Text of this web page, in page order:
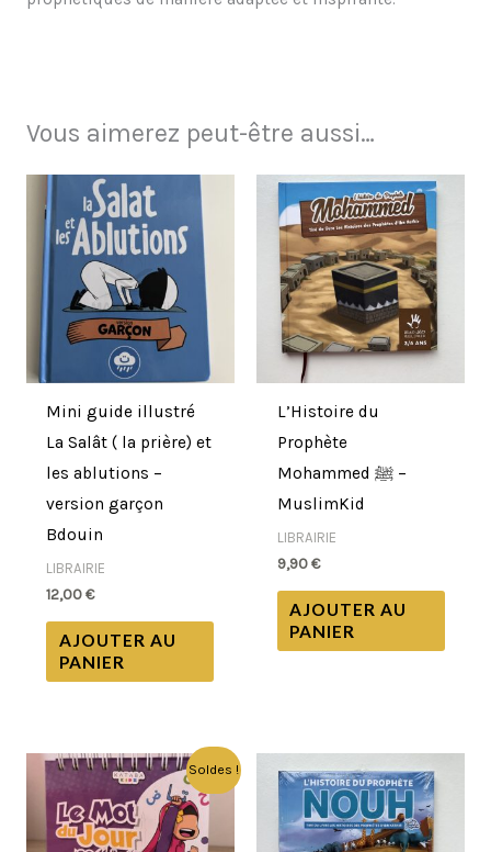
Vous aimerez peut-être aussi…
Mini guide illustré
La Salât ( la prière) et
les ablutions –
version garçon
Bdouin
LIBRAIRIE
12,00€
AJOUTER AU
PANIER
L’Histoire du
Prophète
Mohammed ﷺ –
MuslimKid
LIBRAIRIE
9,90€
AJOUTER AU
PANIER
Soldes !
Le
prix
initial
était :
20,00 €.
Le
prix
actuel
est :
14,90 €.